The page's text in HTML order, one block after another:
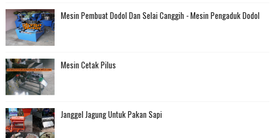
Mesin Pembuat Dodol Dan Selai Canggih - Mesin Pengaduk Dodol
Mesin Cetak Pilus
Janggel Jagung Untuk Pakan Sapi